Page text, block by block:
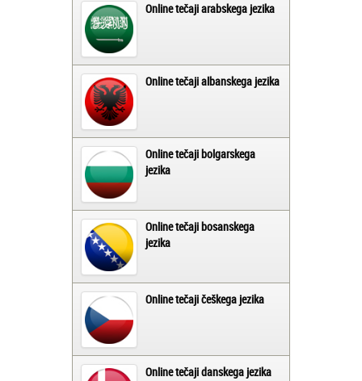
Online tečaji arabskega jezika
Online tečaji albanskega jezika
Online tečaji bolgarskega
jezika
Online tečaji bosanskega
jezika
Online tečaji češkega jezika
Online tečaji danskega jezika